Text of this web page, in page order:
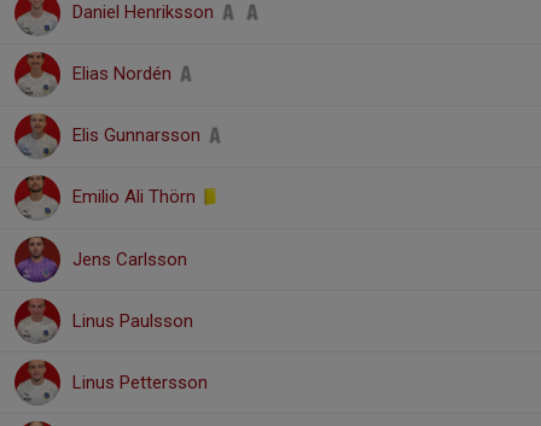
Daniel Henriksson
Elias Nordén
Elis Gunnarsson
Emilio Ali Thörn
Jens Carlsson
Linus Paulsson
Linus Pettersson